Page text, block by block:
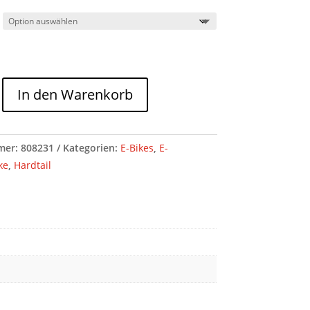
In den Warenkorb
808231 Kategorien: E-Bikes, E-
, Hardtail